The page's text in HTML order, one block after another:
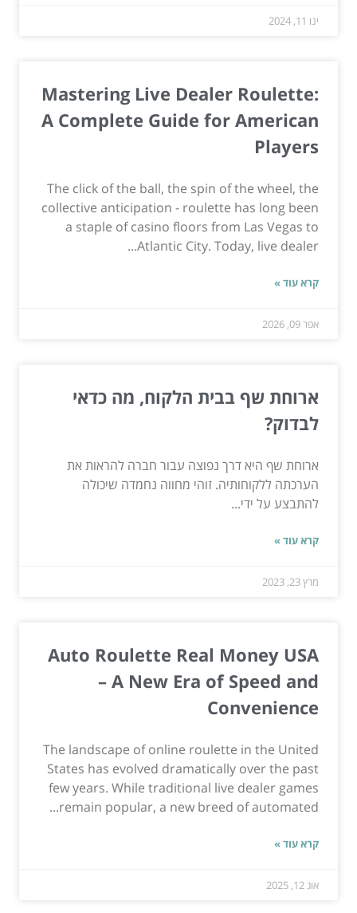
ינו 11, 2024
Mastering Live Dealer Roulette:
A Complete Guide for American
Players
The click of the ball, the spin of the wheel, the
collective anticipation - roulette has long been
a staple of casino floors from Las Vegas to
Atlantic City. Today, live dealer...
קרא עוד »
אפר 09, 2026
ארוחת שף בבית הלקוח, מה כדאי
לבדוק?
ארוחת שף היא דרך נפוצה עבור חברה להראות את
הערכתה ללקוחותיה. זוהי מחווה נחמדה שיכולה
להתבצע על ידי...
קרא עוד »
מרץ 23, 2023
Auto Roulette Real Money USA
– A New Era of Speed and
Convenience
The landscape of online roulette in the United
States has evolved dramatically over the past
few years. While traditional live dealer games
remain popular, a new breed of automated...
קרא עוד »
אוג 12, 2025